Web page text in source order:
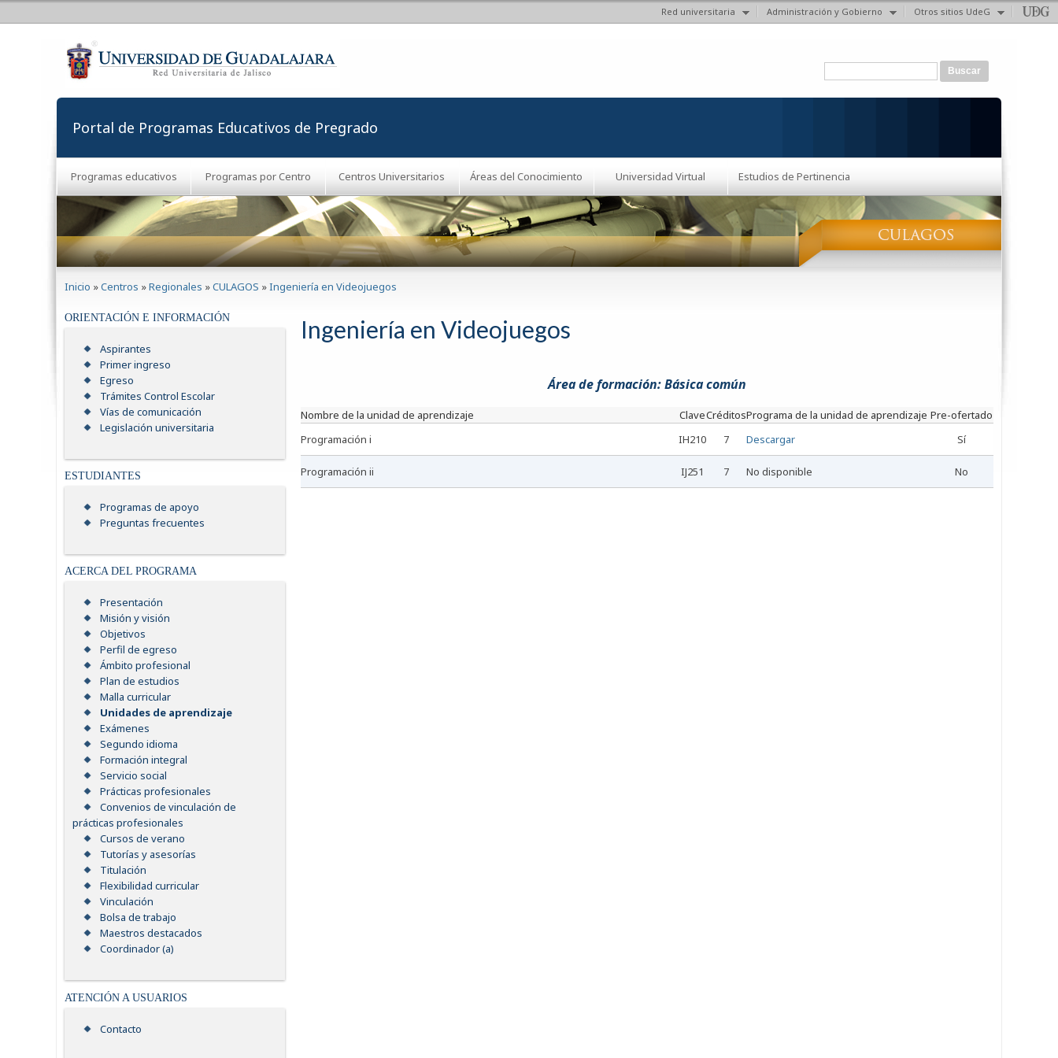
Red universitaria Administración y Gobierno Otros sitios UdeG
Formulario de búsqueda
Portal de Programas Educativos de Pregrado
Programas educativos Programas por Centro Centros Universitarios Áreas del Conocimiento Universidad Virtual Estudios de Pertinencia
Inicio »Centros »Regionales »CULAGOS »Ingeniería en Videojuegos
ORIENTACIÓN E INFORMACIÓN
Aspirantes
Primer ingreso
Egreso
Trámites Control Escolar
Vías de comunicación
Legislación universitaria
ESTUDIANTES
Programas de apoyo
Preguntas frecuentes
ACERCA DEL PROGRAMA
Presentación
Misión y visión
Objetivos
Perfil de egreso
Ámbito profesional
Plan de estudios
Malla curricular
Unidades de aprendizaje
Exámenes
Segundo idioma
Formación integral
Servicio social
Prácticas profesionales
Convenios de vinculación de
prácticas profesionales
Cursos de verano
Tutorías y asesorías
Titulación
Flexibilidad curricular
Vinculación
Bolsa de trabajo
Maestros destacados
Coordinador (a)
ATENCIÓN A USUARIOS
Contacto
Ingeniería en Videojuegos
Área de formación: Básica común
nombre de la unidad de aprendizaje ClaveCréditosPrograma de la unidad de aprendizaje Pre-ofertado
programación i
IH210 7 Descargar Sí
programación ii IJ251 7 No disponible No